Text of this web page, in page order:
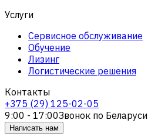
Услуги
Сервисное обслуживание
Обучение
Лизинг
Логистические решения
Контакты
+375 (29) 125-02-05
9:00 - 17:00Звонок по Беларуси
Написать нам